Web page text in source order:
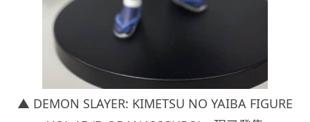
▲ DEMON SLAYER: KIMETSU NO YAIBA FIGURE